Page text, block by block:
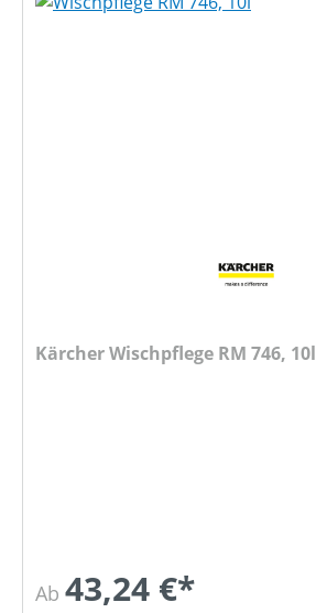
Kärcher Wischpflege RM 746, 10l
Ab 43,24 €*